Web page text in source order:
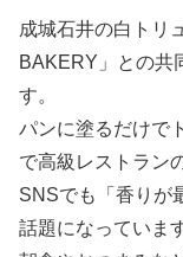
成城石井の白トリ
BAKERY」との共
す。
パンに塗るだけで
で高級レストラン
SNSでも「香りが
話題になっていま